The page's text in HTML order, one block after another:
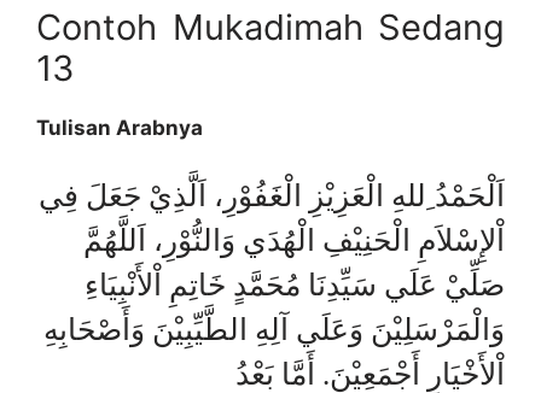
Contoh Mukadimah Sedang
13
Tulisan Arabnya
اَلْحَمْدُ ِللهِ الْعَزِيْزِ الْغَفُوْرِ، اَلَّذِيْ جَعَلَ فِي
اْلإِسْلاَمِ الْحَنِيْفِ الْهُدَي وَالنُّوْرِ، اَللَّهُمَّ
صَلِّيْ عَلَي سَيِّدِنَا مُحَمَّدٍ خَاتِمِ اْلأَنْبِيَاءِ
وَالْمَرْسَلِيْنَ وَعَلَي آلِهِ الطَّيِّبِيْنَ وَأَصْحَابِهِ
اْلأَخْيَارِ أَجْمَعِيْنَ. أَمَّا بَعْدُ